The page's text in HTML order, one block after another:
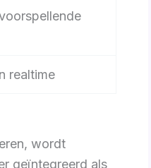
realtime
wordt
geïntegreerd als